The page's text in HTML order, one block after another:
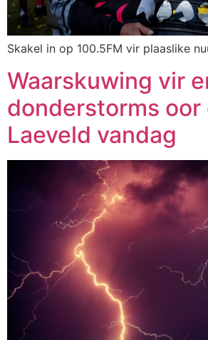
Skakel in op 100.5FM vir plaaslike
Waarskuwing vir
donderstorms oor
Laeveld vandag